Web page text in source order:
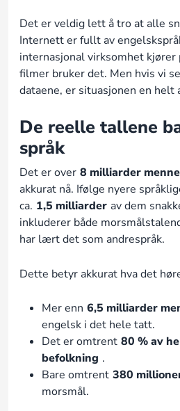
Det er veldig lett å tro at alle
Internett er fullt av
internasjonal virksomhet
filmer bruker det. Men hvis vi
dataene, er situasjonen en helt
De reelle tallene
språk
Det er over 8 milliarder
akkurat nå. Ifølge nyere
ca. 1,5 milliarder av dem
inkluderer både
har lært det som andrespråk.
Dette betyr akkurat hva det
Mer enn 6,5 milliarder
engelsk i det hele tatt.
Det er omtrent 80 % av
befolkning .
Bare omtrent 380
morsmål.